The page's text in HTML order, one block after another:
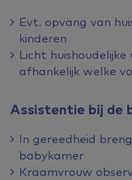
Evt. opvang van
kinderen
Licht
afhankelijk welke
Assistentie bij de
In gereedheid
babykamer
Kraamvrouw